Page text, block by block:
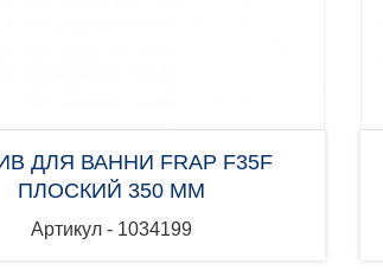
ДЛЯ ВАННИ FRAP F35F
ПЛОСКИЙ 350 ММ
Артикул - 1034199